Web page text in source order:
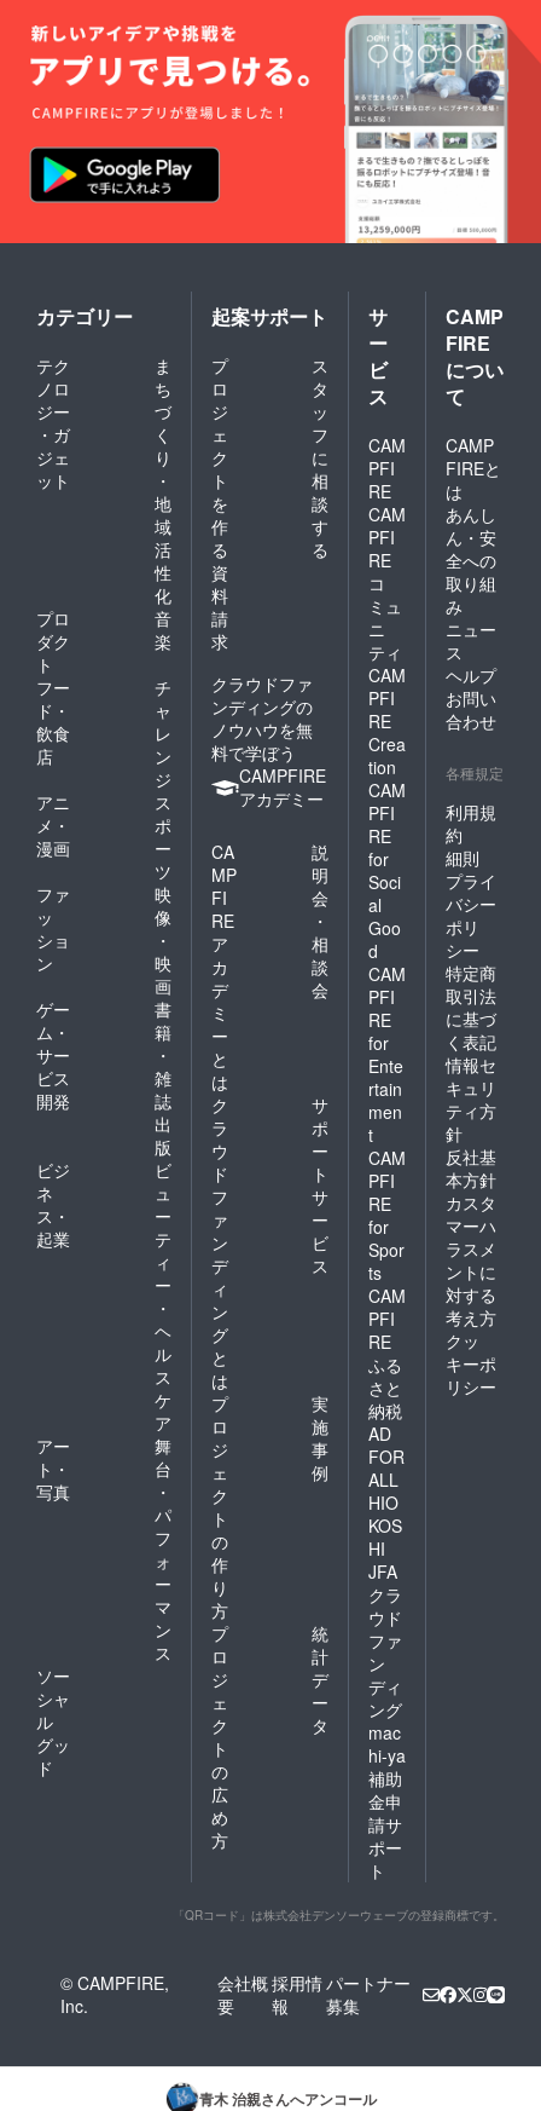
中のた
め、写
真やロ
ゴはイ
メージ
となり
ますの
でご了
承くだ
イロン
素材
S・M・
L・
XL・
XXLの5
サイズ
展開 生
産国：
マー ※
現在デ
ザイン
ゴはイ
メージ
となり
ますの
でご了
さい。
写真掲
載枚数
の関係
上タオ
載って
おりま
せんが
リター
ン品に
含まれ
ます。
カテゴリー
テク
ノロ
ジー
・ガ
ジェ
ット
ま
ち
づ
く
り
・
地
域
活
性
化
プロ
ダク
ト
音
楽
フー
ド・
飲食
店
チ
ャ
レ
ン
ジ
アニ
メ・
漫画
ス
ポ
ー
ツ
ファ
ッ
ショ
ン
映
像
・
映
画
ゲー
ム・
サー
ビス
開発
書
籍
・
雑
誌
出
版
ビジ
ネ
ス・
起業
ビ
ュ
ー
テ
ィ
ー
・
ヘ
ル
ス
ケ
ア
アー
ト・
写真
舞
台
・
パ
フ
ォ
ー
マ
ン
ス
ソー
シャ
ル
グッ
ド
起案サポート
プ
ロ
ジ
ェ
ク
ト
を
作
る
ス
タ
ッ
フ
に
相
談
す
る
資
料
請
求
クラウドファ
ンディングの
ノウハウを無
料で学ぼう
CAMPFIRE
アカデミー
CA
MP
FI
RE
ア
カ
デ
ミ
ー
と
は
説
明
会
・
相
談
会
ク
ラ
ウ
ド
フ
ァ
ン
デ
ィ
ン
グ
と
は
サ
ポ
ー
ト
サ
ー
ビ
ス
プ
ロ
ジ
ェ
ク
ト
の
作
り
方
実
施
事
例
プ
ロ
ジ
ェ
ク
ト
の
広
め
方
統
計
デ
ー
タ
サ
ー
ビ
ス
CAM
PFI
RE
CAM
PFI
RE
コ
ミュ
ニ
ティ
CAM
PFI
RE
Crea
tion
CAM
PFI
RE
for
Soci
al
Goo
d
CAM
PFI
RE
for
Ente
rtain
men
t
CAM
PFI
RE
for
Spor
ts
CAM
PFI
RE
ふる
さと
納税
AD
FOR
ALL
HIO
KOS
HI
JFA
クラ
ウド
ファ
ン
ディ
ング
mac
hi-ya
補助
金申
請サ
ポー
ト
CAMP
FIRE
につい
て
CAMP
FIREと
は
あんし
ん・安
全への
取り組
み
ニュー
ス
ヘルプ
お問い
合わせ
各種規定
利用規
約
細則
プライ
バシー
ポリ
シー
特定商
取引法
に基づ
く表記
情報セ
キュリ
ティ方
針
反社基
本方針
カスタ
マーハ
ラスメ
ントに
対する
考え方
クッ
キーポ
リシー
「QRコード」は株式会社デンソーウェーブの登録商標です。
© CAMPFIRE,
Inc.
会社概
要
採用情
報
パートナー
募集
青木 治親さんへアンコール